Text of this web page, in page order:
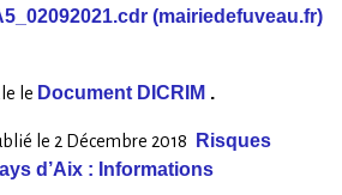
(mairiedefuveau.fr)
le Document DICRIM .
le 2 Décembre 2018
Risques
d’Aix : Informations